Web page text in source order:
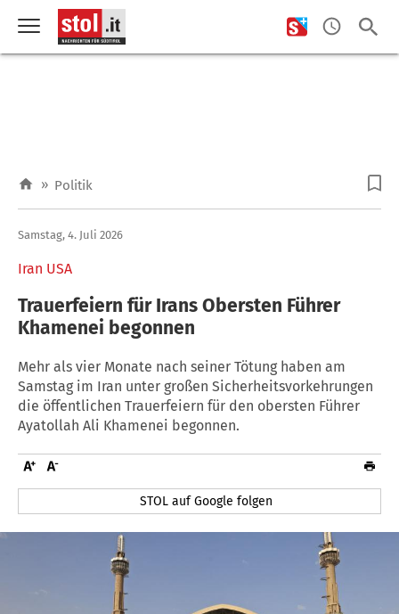
» Politik
Iran USA
Samstag, 4. Juli 2026
Trauerfeiern für Irans Obersten Führer
Khamenei begonnen
Mehr als vier Monate nach seiner Tötung haben am
Samstag im Iran unter großen Sicherheitsvorkehrungen
die öffentlichen Trauerfeiern für den obersten Führer
Ayatollah Ali Khamenei begonnen.
STOL auf Google folgen